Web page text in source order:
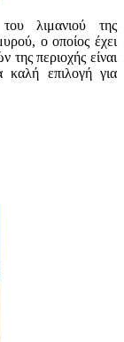
λιμανιού της
ο οποίος έχει
περιοχής είναι
καλή επιλογή για